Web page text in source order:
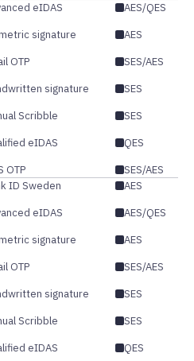
eIDAS
AES/QES
signature
AES
OTP
SES/AES
signature
SES
Scribble
SES
eIDAS
QES
OTP
SES/AES
ID Sweden
AES
eIDAS
AES/QES
signature
AES
OTP
SES/AES
signature
SES
Scribble
SES
eIDAS
QES